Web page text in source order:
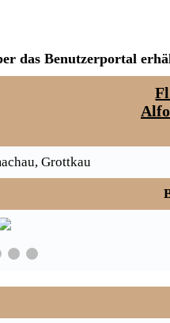
das Benutzerportal
Grottkau